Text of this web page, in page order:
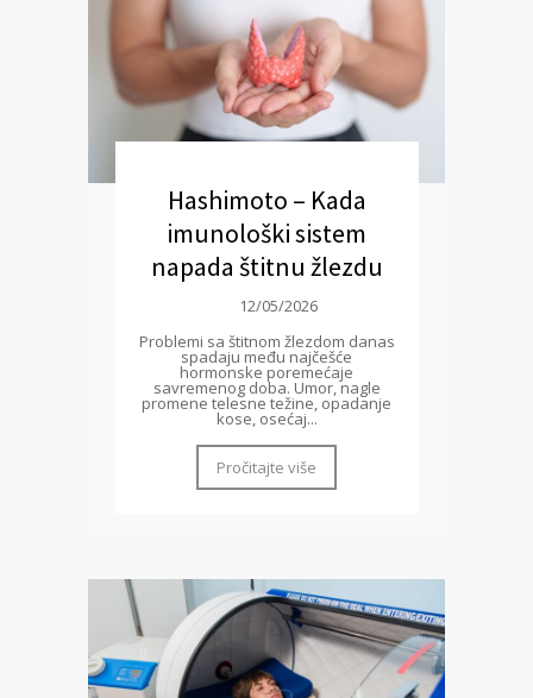
Hashimoto – Kada
imunološki sistem
napada štitnu žlezdu
12/05/2026
Problemi sa štitnom žlezdom danas
spadaju među najčešće
hormonske poremećaje
savremenog doba. Umor, nagle
promene telesne težine, opadanje
kose, osećaj...
Pročitajte više